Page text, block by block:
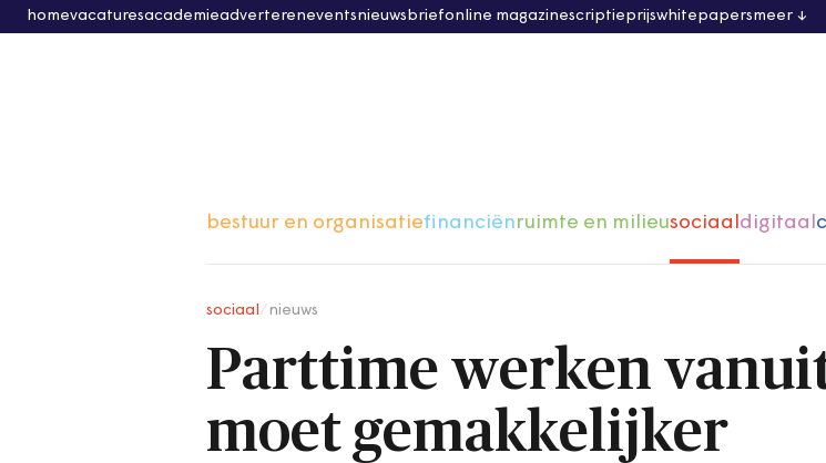
homevacaturesacademieadvertereneventsnieuwsbriefonline magazinescriptieprijswhitepapersmeer
bestuur en organisatiefinanciënruimte en milieusociaaldigitaal
sociaal nieuws
Parttime werken
moet gemakkelijker